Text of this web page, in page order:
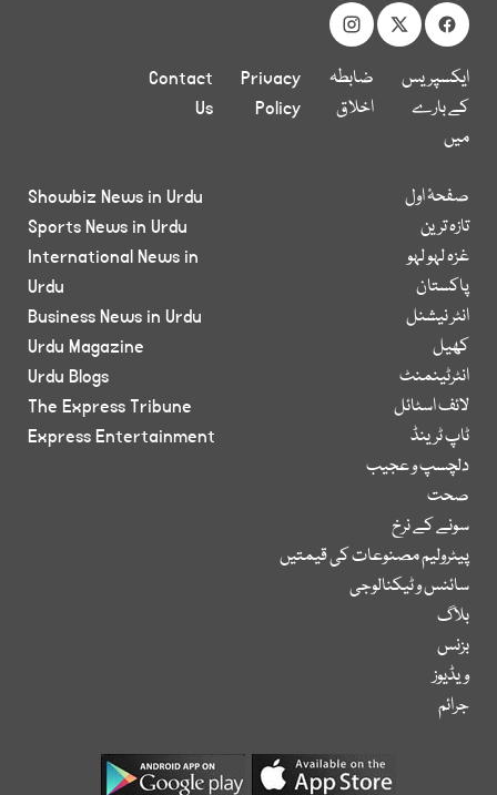
ایکسپریس
کے بارے
میں
ضابطہ
اخلاق
Privacy
Policy
Contact
Us
صفحۂ اول
تازہ ترین
غزہ لہو لہو
پاکستان
انٹر نیشنل
کھیل
انٹرٹینمنٹ
لائف اسٹائل
ٹاپ ٹرینڈ
دلچسپ و عجیب
صحت
سونے کے نرخ
پیٹرولیم مصنوعات کی قیمتیں
سائنس و ٹیکنالوجی
بلاگ
بزنس
ویڈیوز
جرائم
Showbiz News in Urdu
Sports News in Urdu
International News in
Urdu
Business News in Urdu
Urdu Magazine
Urdu Blogs
The Express Tribune
Express Entertainment